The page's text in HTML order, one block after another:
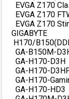
EVGA Z170
EVGA Z170
EVGA Z170
GIGABYTE
H170/
GA-B150M-
GA-H170-
GA-H170-
GA-H170-
GA-H170-